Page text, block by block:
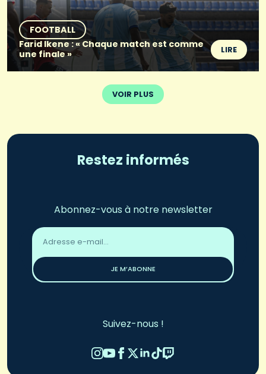
FOOTBALL
Farid Ikene : « Chaque match est comme
une finale »
LIRE
VOIR PLUS
Restez informés
Abonnez-vous à notre newsletter
Adresse
email
JE M’ABONNE
Suivez-nous !